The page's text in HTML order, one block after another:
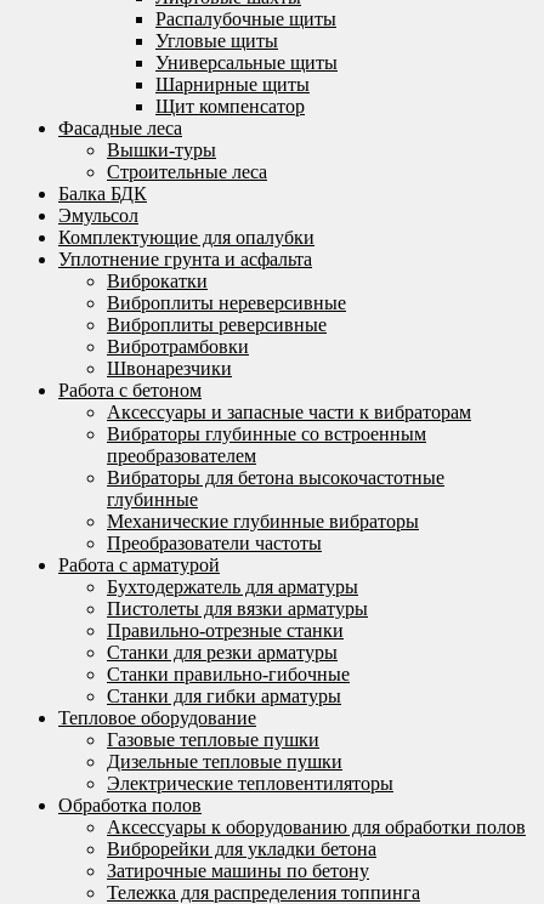
Распалубочные щиты
Угловые щиты
Универсальные щиты
Шарнирные щиты
Щит компенсатор
Фасадные леса
Вышки-туры
Строительные леса
Балка БДК
Эмульсол
Комплектующие для опалубки
Уплотнение грунта и асфальта
Виброкатки
Виброплиты нереверсивные
Виброплиты реверсивные
Вибротрамбовки
Швонарезчики
Работа с бетоном
Аксессуары и запасные части к вибраторам
Вибраторы глубинные со встроенным
преобразователем
Вибраторы для бетона высокочастотные
глубинные
Механические глубинные вибраторы
Преобразователи частоты
Работа с арматурой
Бухтодержатель для арматуры
Пистолеты для вязки арматуры
Правильно-отрезные станки
Станки для резки арматуры
Станки правильно-гибочные
Станки для гибки арматуры
Тепловое оборудование
Газовые тепловые пушки
Дизельные тепловые пушки
Электрические тепловентиляторы
Обработка полов
Аксессуары к оборудованию для обработки полов
Виброрейки для укладки бетона
Затирочные машины по бетону
Тележка для распределения топпинга